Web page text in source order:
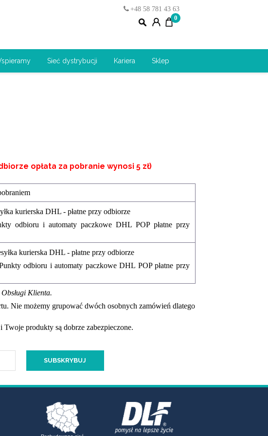
+48 58 781 43 63
0
Sieć dystrybucji Kariera Sklep
opłata za pobranie wynosi 5 zł)
kurierska DHL - płatne przy odbiorze
odbioru i automaty paczkowe DHL POP płatne przy
kurierska DHL - płatne przy odbiorze
odbioru i automaty paczkowe DHL POP płatne przy
Klienta.
Nie możemy grupować dwóch osobnych zamówień dlatego
produkty są dobrze zabezpieczone.